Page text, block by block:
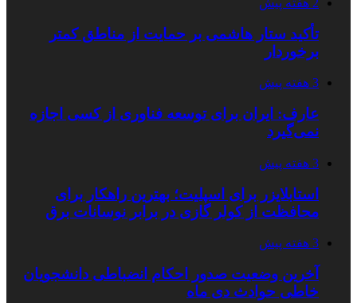
2 هفته پیش
تأکید ستار هاشمی بر حمایت از مناطق کمتر
برخوردار
3 هفته پیش
عارف: ایران برای توسعه فناوری از کسی اجازه
نمی‌گیرد
3 هفته پیش
استابلایزر برای اسپلیت؛ بهترین راهکار برای
محافظت از کولر گازی در برابر نوسانات برق
3 هفته پیش
آخرین وضعیت صدور احکام انضباطی دانشجویان
خاطی حوادث دی ماه